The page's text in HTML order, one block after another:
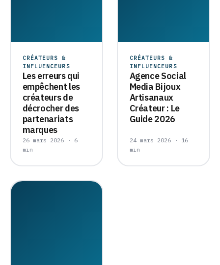
CRÉATEURS &
INFLUENCEURS
Les erreurs qui
empêchent les
créateurs de
décrocher des
partenariats
marques
26 mars 2026 · 6
min
CRÉATEURS &
INFLUENCEURS
Agence Social
Media Bijoux
Artisanaux
Créateur : Le
Guide 2026
24 mars 2026 · 16
min